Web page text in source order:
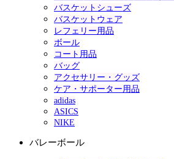
バスケットシューズ
バスケットウェア
レフェリー用品
ボール
コート用品
バッグ
アクセサリー・グッズ
ケア・サポーター用品
adidas
ASICS
NIKE
バレーボール